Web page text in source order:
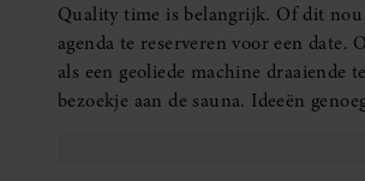
Quality time is belangrijk. Of dit
agenda te reserveren voor een
als een geoliede machine
bezoekje aan de sauna. Ideeën